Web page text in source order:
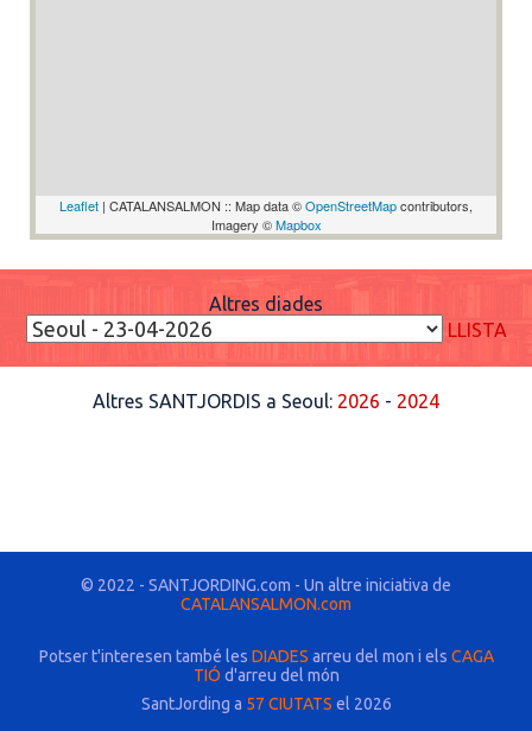
Leaflet | CATALANSALMON :: Map data ©OpenStreetMapcontributors,
Imagery ©Mapbox
Altres diades
LLISTA
Altres SANTJORDIS a Seoul: 2026 - 2024
© 2022 - SANTJORDING.com - Un altre iniciativa de
CATALANSALMON.com
Potser t'interesen també les DIADES arreu del mon i els CAGA
TIÓ d'arreu del món
SantJording a 57 CIUTATS el 2026